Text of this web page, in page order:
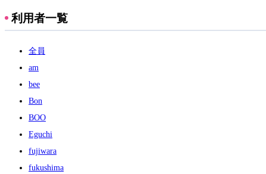
利用者一覧
全員
am
bee
Bon
BOO
Eguchi
fujiwara
fukushima